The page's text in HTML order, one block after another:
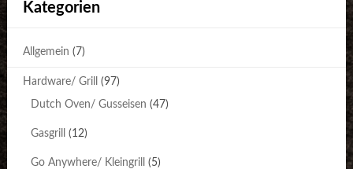
Kategorien
Allgemein (7)
Hardware/ Grill (97)
Dutch Oven/ Gusseisen (47)
Gasgrill (12)
Go Anywhere/ Kleingrill (5)